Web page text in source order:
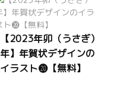
【2023年卯（うさぎ）
年】年賀状デザインの
イラスト⓴【無料】